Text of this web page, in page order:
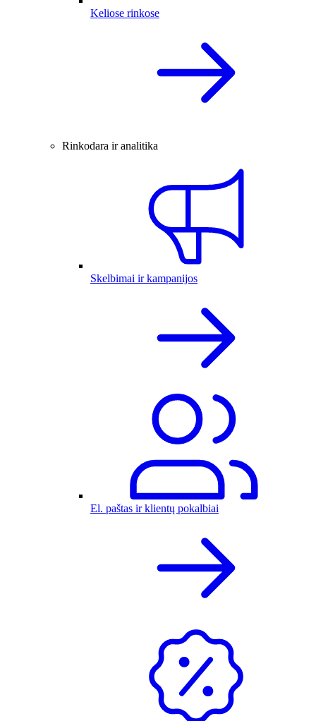
Keliose rinkose
Rinkodara ir analitika
Skelbimai ir kampanijos
El. paštas ir klientų pokalbiai